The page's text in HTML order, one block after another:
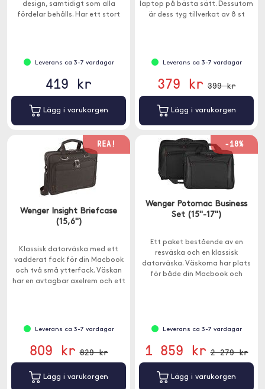
design, samtidigt som alla
fördelar behålls. Har ett stort
Leverans ca 3-7 vardagar
419 kr
Lägg i varukorgen
laptop på bästa sätt. Dessutom
är dess tyg tillverkat av 8 st
Leverans ca 3-7 vardagar
379 kr 399 kr
Lägg i varukorgen
REA!
Wenger Insight Briefcase
(15,6")
Klassisk datorväska med ett
vadderat fack för din Macbook
och två små ytterfack. Väskan
har en avtagbar axelrem och ett
Leverans ca 3-7 vardagar
809 kr 829 kr
Lägg i varukorgen
-18%
Wenger Potomac Business
Set (15"-17")
Ett paket bestående av en
resväska och en klassisk
datorväska. Väskorna har plats
för både din Macbook och
Leverans ca 3-7 vardagar
1 859 kr 2 279 kr
Lägg i varukorgen